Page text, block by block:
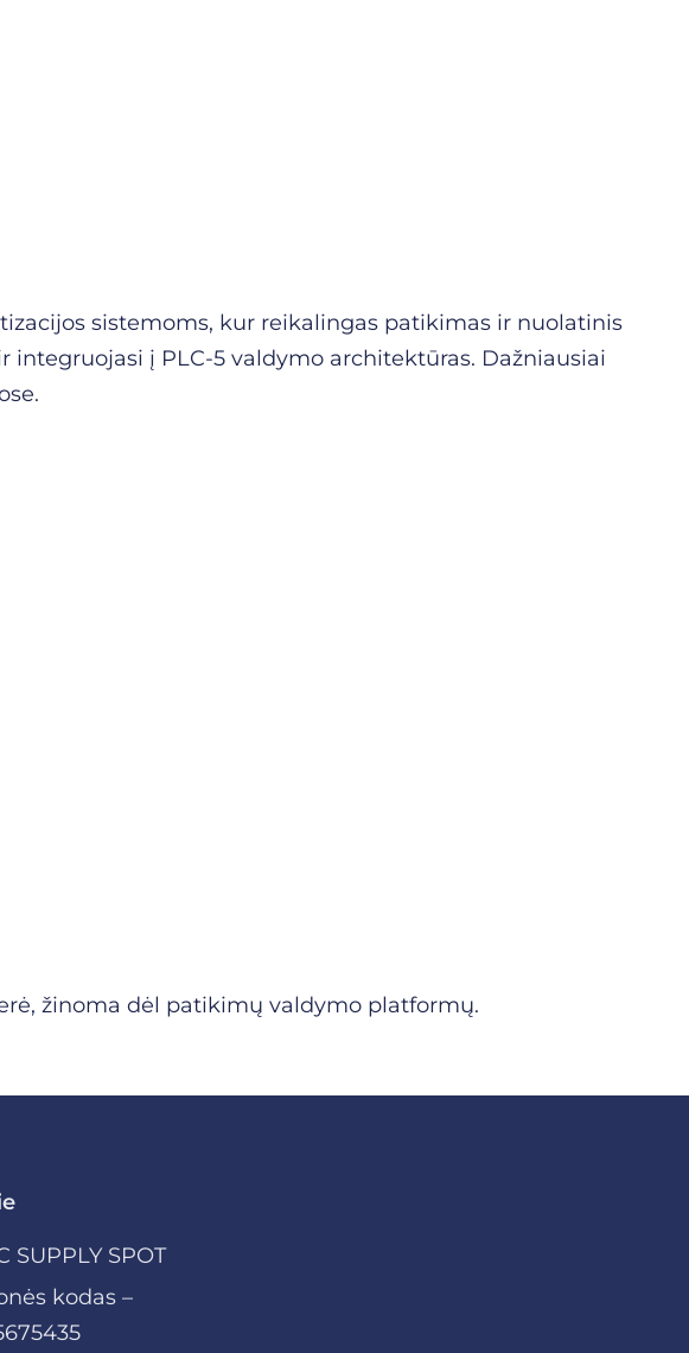
sistemoms, kur reikalingas patikimas ir nuolatinis
į PLC-5 valdymo architektūras. Dažniausiai
žinoma dėl patikimų valdymo platformų.
SUPPLY SPOT
kodas –